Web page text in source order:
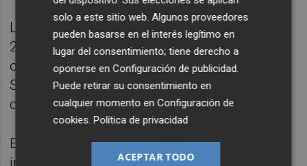
Las dos misiones anteriores, iniciadas en
2023 y 2024, ya habían alcanzado hitos
como el descubrimiento del molusco
Steromphala federicii, desconocido para la
ciencia hasta entonces.
El proyecto ha logrado, además, despertar el
solo a este sitio web. Algunos proveedores
pueden basarse en el interés legítimo en
lugar del consentimiento; tiene derecho a
oponerse enConfiguración de publicidad.
Puede retirar su consentimiento en
cualquier momento enConfiguración de
cookies.Política de privacidad
ACEPTAR TODO